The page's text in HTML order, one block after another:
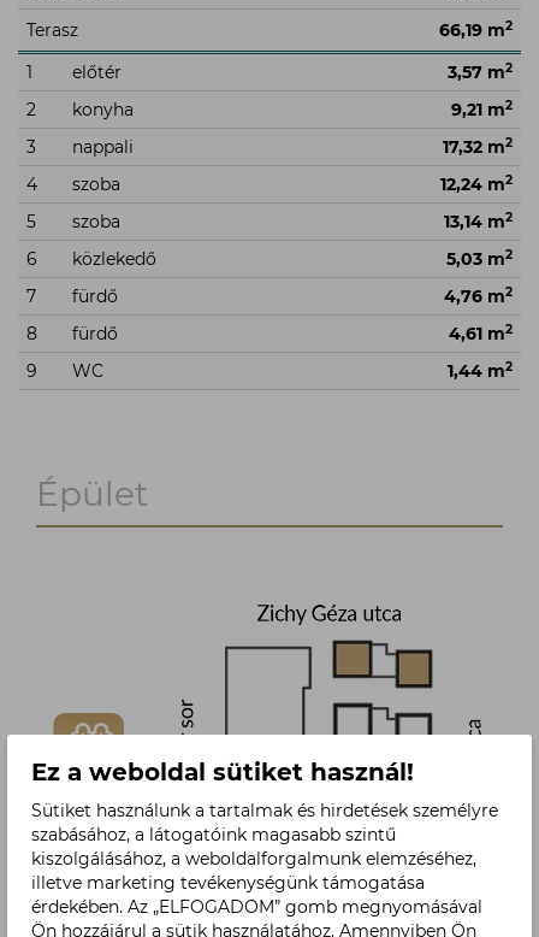
Terasz 66,19 m2
1 előtér 3,57 m2
2 konyha 9,21 m2
3 nappali 17,32 m2
4 szoba 12,24 m2
5 szoba 13,14 m2
6 közlekedő 5,03 m2
7 fürdő 4,76 m2
8 fürdő 4,61 m2
9 WC 1,44 m2
Épület
Ez a weboldal sütiket használ!
Sütiket használunk a tartalmak és hirdetések személyre
szabásához, a látogatóink magasabb szintű
kiszolgálásához, a weboldalforgalmunk elemzéséhez,
illetve marketing tevékenységünk támogatása
érdekében. Az „ELFOGADOM” gomb megnyomásával
Ön hozzájárul a sütik használatához. Amennyiben Ön